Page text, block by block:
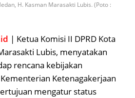
H. Kasman Marasakti Lubis. (Poto :
| Ketua Komisi II DPRD Kota
Lubis, menyatakan
rencana kebijakan
Ketenagakerjaan
mengatur status